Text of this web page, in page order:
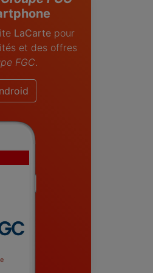
LaCartepour
et des offres
FGC.